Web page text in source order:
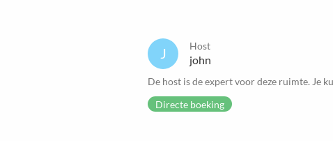
J Host
john
De host is de expert voor deze ruimte. Je
Directe boeking